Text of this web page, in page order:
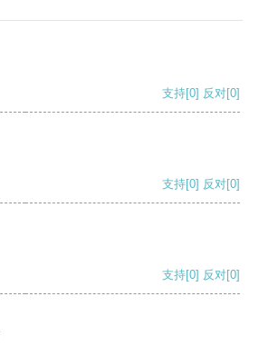
支持[0] 反对[0]
支持[0] 反对[0]
支持[0] 反对[0]